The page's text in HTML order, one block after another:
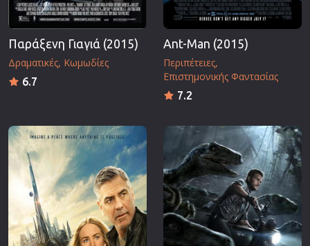
Παράξενη Γιαγιά (2015)
Δραματικές Κωμωδίες
6.7
Ant-Man (2015)
Περιπέτειες
Επιστημονικής Φαντασίας
7.2